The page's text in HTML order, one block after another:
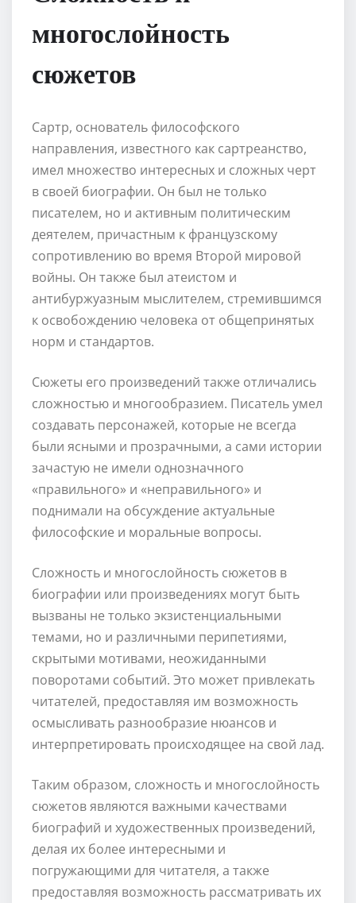
многослойность
сюжетов
Сартр, основатель философского
направления, известного как сартреанство,
имел множество интересных и сложных черт
в своей биографии. Он был не только
писателем, но и активным политическим
деятелем, причастным к французскому
сопротивлению во время Второй мировой
войны. Он также был атеистом и
антибуржуазным мыслителем, стремившимся
к освобождению человека от общепринятых
норм и стандартов.
Сюжеты его произведений также отличались
сложностью и многообразием. Писатель умел
создавать персонажей, которые не всегда
были ясными и прозрачными, а сами истории
зачастую не имели однозначного
«правильного» и «неправильного» и
поднимали на обсуждение актуальные
философские и моральные вопросы.
Сложность и многослойность сюжетов в
биографии или произведениях могут быть
вызваны не только экзистенциальными
темами, но и различными перипетиями,
скрытыми мотивами, неожиданными
поворотами событий. Это может привлекать
читателей, предоставляя им возможность
осмысливать разнообразие нюансов и
интерпретировать происходящее на свой лад.
Таким образом, сложность и многослойность
сюжетов являются важными качествами
биографий и художественных произведений,
делая их более интересными и
погружающими для читателя, а также
предоставляя возможность рассматривать их